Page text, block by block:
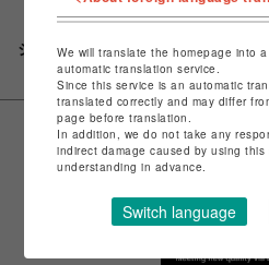
シェアするWe will translate the homepage into
automatic translation service.
Since this service is an automatic
translated correctly and may differ
page before translation.
In addition, we do not take any
indirect damage caused by using
understanding in advance.
Switch language